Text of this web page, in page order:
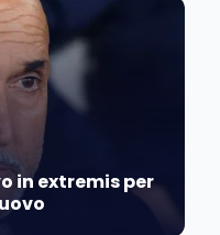
in extremis per